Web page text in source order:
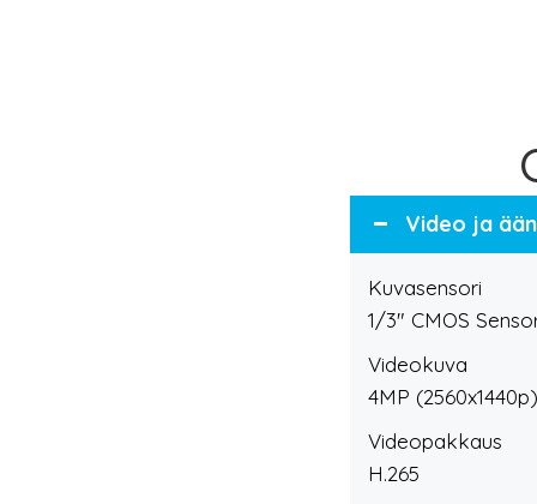
Video ja
Kuvasensori
1/3" CMOS
Videokuva
4MP
Videopakkaus
H.265